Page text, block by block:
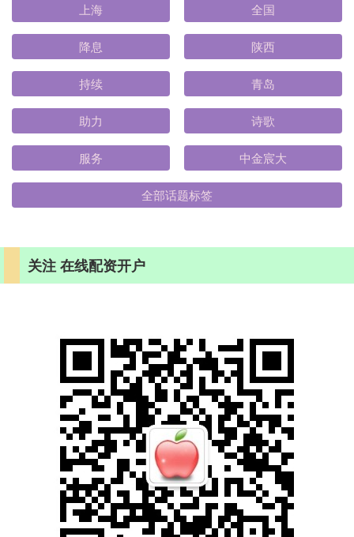
上海 全国
降息 陕西
持续 青岛
助力 诗歌
服务 中金宸大
全部话题标签
关注 在线配资开户